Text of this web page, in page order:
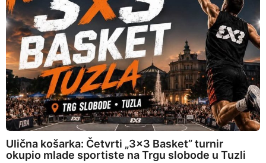
Ulična košarka: Četvrti „3×3 Basket” turnir
okupio mlade sportiste na Trgu slobode u Tuzli